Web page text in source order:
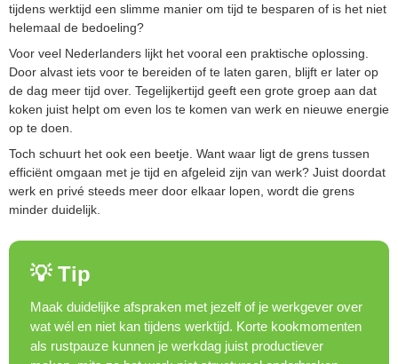
tijdens werktijd een slimme manier om tijd te besparen of is het niet
helemaal de bedoeling?
Voor veel Nederlanders lijkt het vooral een praktische oplossing.
Door alvast iets voor te bereiden of te laten garen, blijft er later op
de dag meer tijd over. Tegelijkertijd geeft een grote groep aan dat
koken juist helpt om even los te komen van werk en nieuwe energie
op te doen.
Toch schuurt het ook een beetje. Want waar ligt de grens tussen
efficiënt omgaan met je tijd en afgeleid zijn van werk? Juist doordat
werk en privé steeds meer door elkaar lopen, wordt die grens
minder duidelijk.
💡 Tip
Maak duidelijke afspraken met jezelf of je werkgever over
wat wél en niet kan tijdens werktijd. Korte kookmomenten
als rustpauze kunnen je werkdag juist productiever